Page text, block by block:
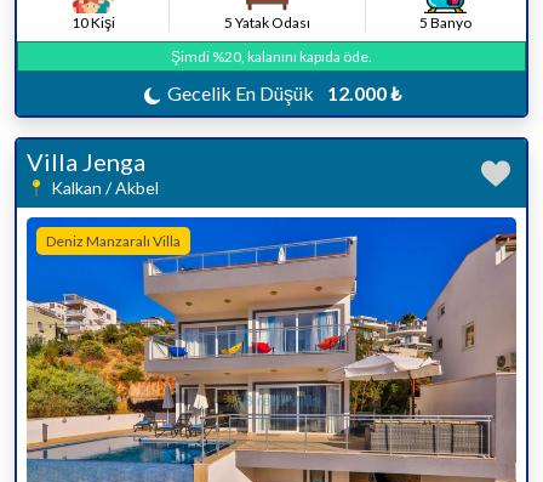
10 Kişi 5 Yatak Odası
5 Banyo
Şimdi %20, kalanını kapıda öde.
Gecelik En Düşük 12.000 ₺
Villa Jenga
Kalkan / Akbel
Deniz Manzaralı Villa